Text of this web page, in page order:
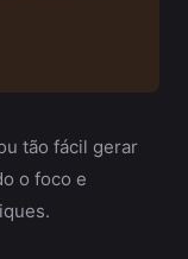
tão fácil gerar
o foco e